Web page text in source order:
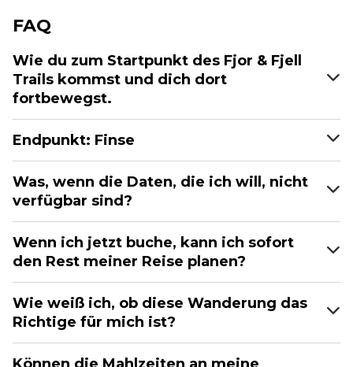
FAQ
Wie du zum Startpunkt des Fjor & Fjell
Trails kommst und dich dort
fortbewegst.
Endpunkt: Finse
Was, wenn die Daten, die ich will, nicht
verfügbar sind?
Wenn ich jetzt buche, kann ich sofort
den Rest meiner Reise planen?
Wie weiß ich, ob diese Wanderung das
Richtige für mich ist?